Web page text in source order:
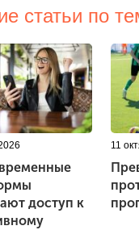
статьи по
доступ к
11